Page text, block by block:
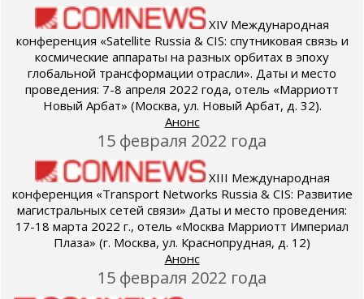
XIV Международная
конференция «Satellite Russia & CIS: спутниковая связь и
космические аппараты на разных орбитах в эпоху
глобальной трансформации отрасли». Даты и место
проведения: 7-8 апреля 2022 года, отель «Марриотт
Новый Арбат» (Москва, ул. Новый Арбат, д. 32).
Анонс
15 февраля 2022 года
XIII Международная
конференция «Transport Networks Russia & CIS: Развитие
магистральных сетей связи» Даты и место проведения:
17-18 марта 2022 г., отель «Москва Марриотт Империал
Плаза» (г. Москва, ул. Краснопрудная, д. 12)
Анонс
15 февраля 2022 года